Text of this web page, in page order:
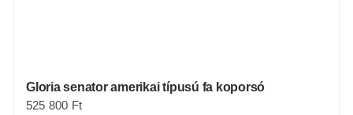
Gloria senator amerikai típusú fa koporsó
525 800 Ft